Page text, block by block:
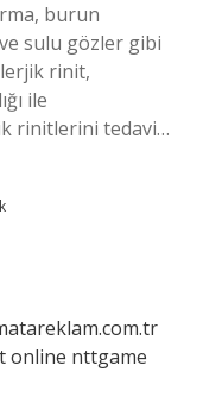
burun
ve sulu gözler gibi
rinit,
ile
rinitlerini tedavi…
online nttgame